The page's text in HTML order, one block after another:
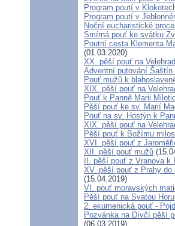
Program poutí v
Program poutí v
Noční eucharistické
Smírná pouť ke svátku
Poutní cesta Klementa
(01.03.2020)
XX. pěší pouť na
Adventní putování Šaštín
Pouť mužů k
XIX. pěší pouť na
Pouť k Panně Marii
Pěší pouť ke sv. Marií
Pouť na sv. Hostýn k
XIX. pěší pouť na
Pěší pouť k Božímu
XVI. pěší pouť z
XII. pěší pouť mužů
II. pěší pouť z Vranova k
XV. pěší pouť z Prahy
(15.04.2019)
VI. pouť moravských
Pěší pouť na Svatou Horu
2. ekumenická pouť -
Pozvánka na Dívčí pěší
(06.03.2019)